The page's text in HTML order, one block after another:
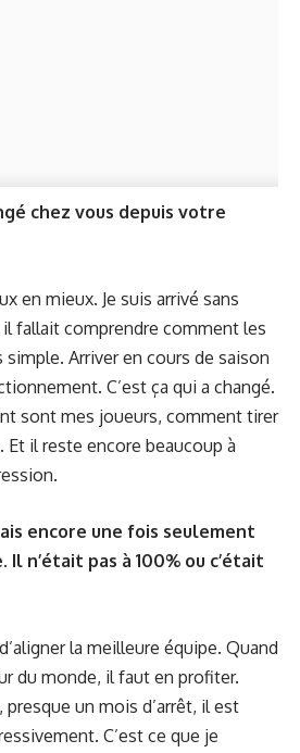
chez vous depuis votre
en mieux. Je suis arrivé sans
fallait comprendre comment les
simple. Arriver en cours de saison
C’est ça qui a changé.
sont mes joueurs, comment tirer
Et il reste encore beaucoup à
encore une fois seulement
n’était pas à 100% ou c’était
la meilleure équipe. Quand
du monde, il faut en profiter.
un mois d’arrêt, il est
C’est ce que je